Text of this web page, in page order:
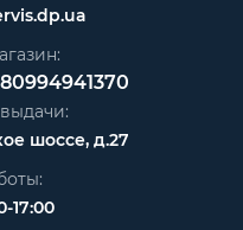
шоссе, д.27
17:00